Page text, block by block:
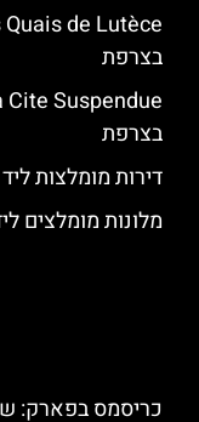
בצרפת
בצרפת
דירות מומלצות
מלונות מומלצים